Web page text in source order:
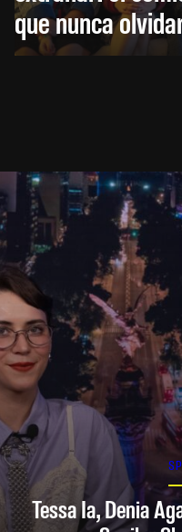
que nunca
Tessa Ia, Denia